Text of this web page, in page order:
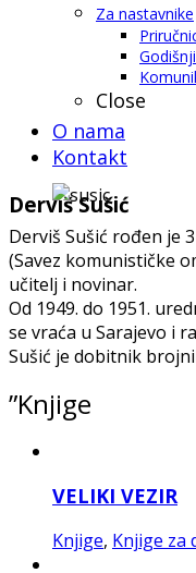
Za nastavnike
Close
O nama
Kontakt
Derviš Sušić
Derviš Sušić rođen je
(Savez komunističke
učitelj i novinar.
Od 1949. do 1951.
se vraća u Sarajevo i
Sušić je dobitnik
”Knjige
VELIKI VEZIR
Knjige, Knjige za